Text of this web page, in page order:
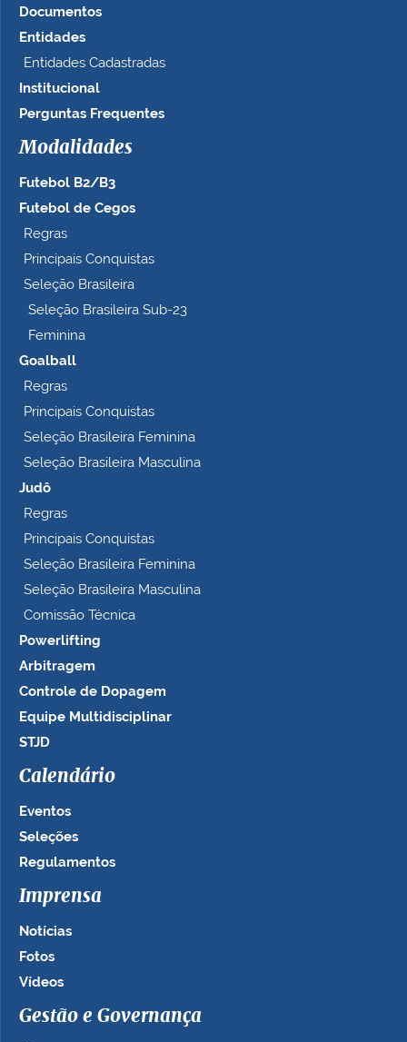
Documentos
Entidades
Entidades Cadastradas
Institucional
Perguntas Frequentes
Modalidades
Futebol B2/B3
Futebol de Cegos
Regras
Principais Conquistas
Seleção Brasileira
Seleção Brasileira Sub-23
Feminina
Goalball
Regras
Principais Conquistas
Seleção Brasileira Feminina
Seleção Brasileira Masculina
Judô
Regras
Principais Conquistas
Seleção Brasileira Feminina
Seleção Brasileira Masculina
Comissão Técnica
Powerlifting
Arbitragem
Controle de Dopagem
Equipe Multidisciplinar
STJD
Calendário
Eventos
Seleções
Regulamentos
Imprensa
Notícias
Fotos
Vídeos
Gestão e Governança